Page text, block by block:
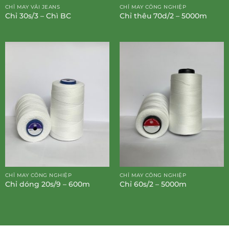
CHỈ MAY VẢI JEANS
Chỉ 30s/3 – Chì BC
CHỈ MAY CÔNG NGHIỆP
Chỉ thêu 70d/2 – 5000m
CHỈ MAY CÔNG NGHIỆP
Chỉ dóng 20s/9 – 600m
CHỈ MAY CÔNG NGHIỆP
Chỉ 60s/2 – 5000m